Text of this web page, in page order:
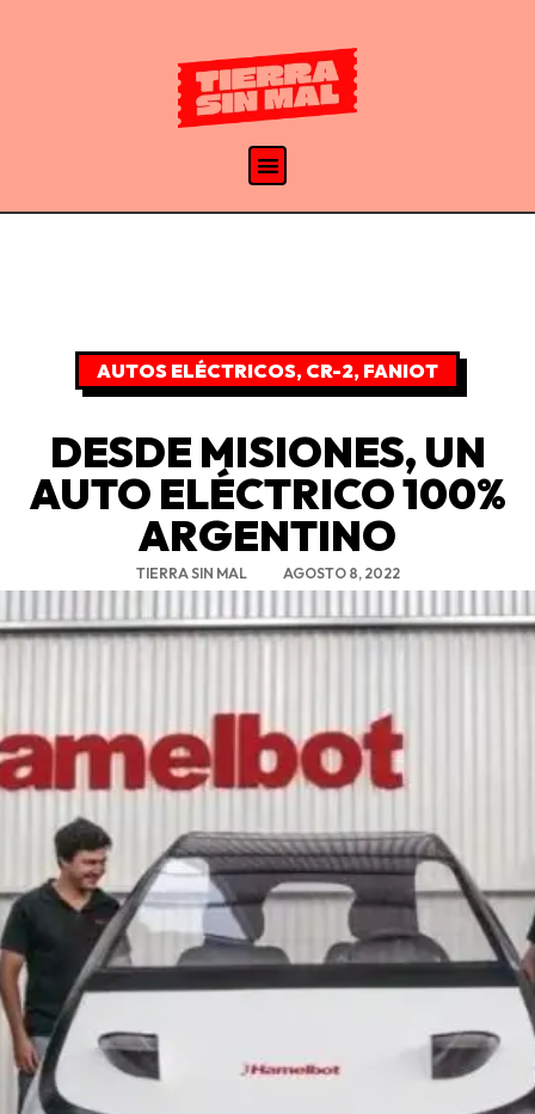
AUTOS ELÉCTRICOS, CR-2, FANIOT
DESDE MISIONES, UN
AUTO ELÉCTRICO 100%
ARGENTINO
TIERRA SIN MAL AGOSTO 8, 2022